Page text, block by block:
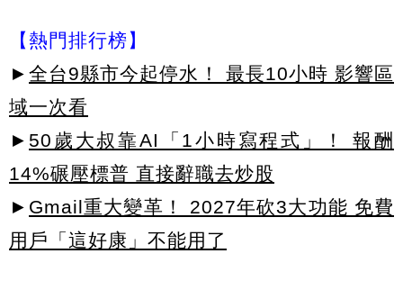
【熱門排行榜】
► 全台9縣市今起停水！ 最長10小時 影響區
域一次看
► 50歲大叔靠AI「1小時寫程式」！ 報酬
14%碾壓標普 直接辭職去炒股
► Gmail重大變革！ 2027年砍3大功能 免費
用戶「這好康」不能用了